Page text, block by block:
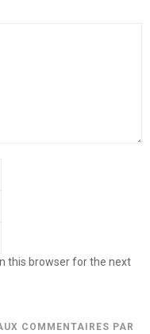
this browser for the next
COMMENTAIRES PAR